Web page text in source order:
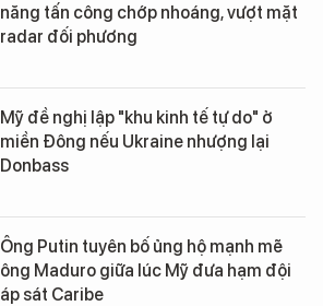
năng tấn công chớp nhoáng, vượt mặt
radar đối phương
Mỹ đề nghị lập "khu kinh tế tự do" ở
miền Đông nếu Ukraine nhượng lại
Donbass
Ông Putin tuyên bố ủng hộ mạnh mẽ
ông Maduro giữa lúc Mỹ đưa hạm đội
áp sát Caribe